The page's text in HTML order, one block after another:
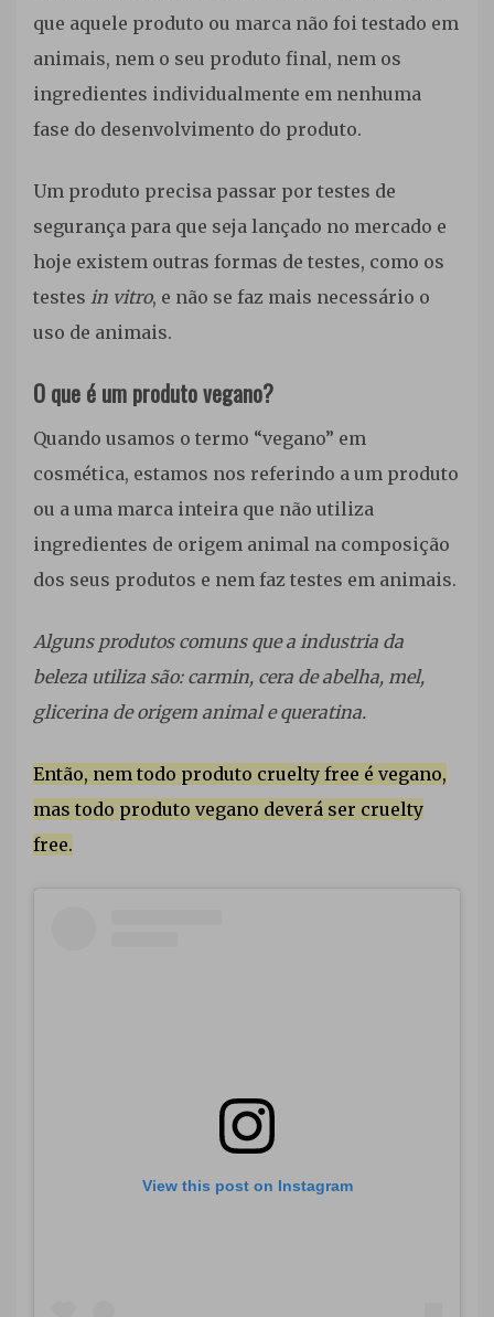
que aquele produto ou marca não foi testado em
animais, nem o seu produto final, nem os
ingredientes individualmente em nenhuma
fase do desenvolvimento do produto.
Um produto precisa passar por testes de
segurança para que seja lançado no mercado e
hoje existem outras formas de testes, como os
testes in vitro, e não se faz mais necessário o
uso de animais.
O que é um produto vegano?
Quando usamos o termo “vegano” em
cosmética, estamos nos referindo a um produto
ou a uma marca inteira que não utiliza
ingredientes de origem animal na composição
dos seus produtos e nem faz testes em animais.
Alguns produtos comuns que a industria da
beleza utiliza são: carmin, cera de abelha, mel,
glicerina de origem animal e queratina.
Então, nem todo produto cruelty free é vegano,
mas todo produto vegano deverá ser cruelty
free.
View this post on Instagram